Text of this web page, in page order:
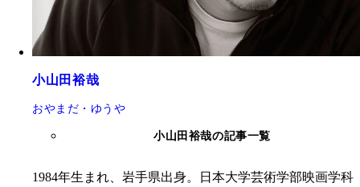
小山田裕哉
おやまだ・ゆうや
小山田裕哉の記事一覧
1984年生まれ、岩手県出身。日本大学芸術学部映画学科